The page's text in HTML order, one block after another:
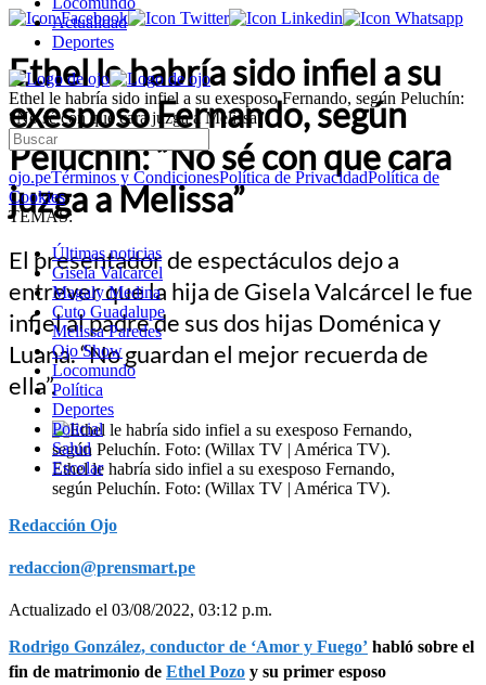
Actualidad
Deportes
Ethel le habría sido infiel a su exesposo Fernando, según Peluchín:
“No sé con que cara juzga a Melissa”
ojo.peTérminos y CondicionesPolítica de PrivacidadPolítica de
Cookies
TEMAS:
Últimas noticias
Gisela Valcarcel
Magaly Medina
Cuto Guadalupe
Melissa Paredes
Ojo Show
Locomundo
Política
Deportes
Policial
Salud
Escolar
Ethel le habría sido infiel a su
exesposo Fernando, según
Peluchín: “No sé con que cara
juzga a Melissa”
El presentador de espectáculos dejo a
entrever que la hija de Gisela Valcárcel le fue
infiel al padre de sus dos hijas Doménica y
Luana. “No guardan el mejor recuerda de
ella”.
Ethel le habría sido infiel a su exesposo Fernando,
según Peluchín. Foto: (Willax TV | América TV).
Redacción Ojo
redaccion@prensmart.pe
Actualizado el 03/08/2022, 03:12 p.m.
Rodrigo González, conductor de ‘Amor y Fuego’ habló sobre el
fin de matrimonio de Ethel Pozo y su primer esposo